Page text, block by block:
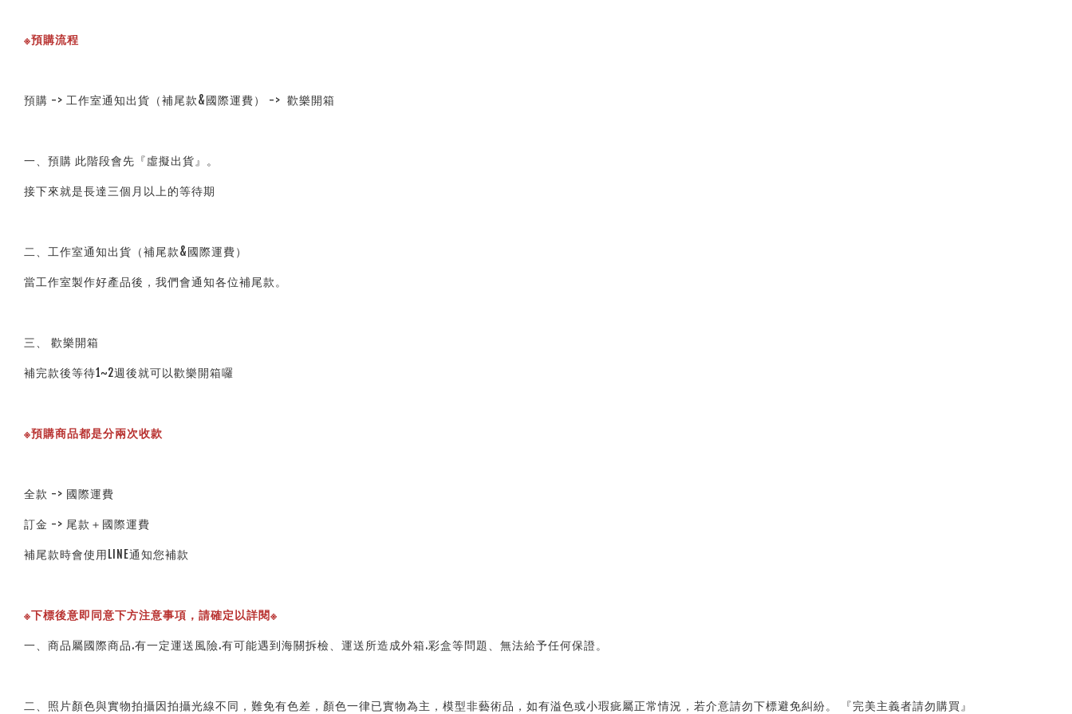
※預購流程
預購 -> 工作室通知出貨（補尾款&國際運費） ->  歡樂開箱
一、預購 此階段會先『虛擬出貨』。
接下來就是長達三個月以上的等待期
二、工作室通知出貨（補尾款&國際運費）
當工作室製作好產品後，我們會通知各位補尾款。
三、 歡樂開箱
補完款後等待1~2週後就可以歡樂開箱囉
※預購商品都是分兩次收款
全款 -> 國際運費
訂金 -> 尾款＋國際運費
補尾款時會使用LINE通知您補款
※下標後意即同意下方注意事項，請確定以詳閱※
一、商品屬國際商品.有一定運送風險.有可能遇到海關拆檢、運送所造成外箱.彩盒等問題、無法給予任何保證。
二、照片顏色與實物拍攝因拍攝光線不同，難免有色差，顏色一律已實物為主，模型非藝術品，如有溢色或小瑕疵屬正常情況，若介意請勿下標避免糾紛。 『完美主義者請勿購買』